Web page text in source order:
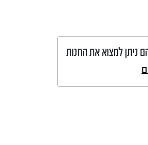
ניתן למצוא את החנות